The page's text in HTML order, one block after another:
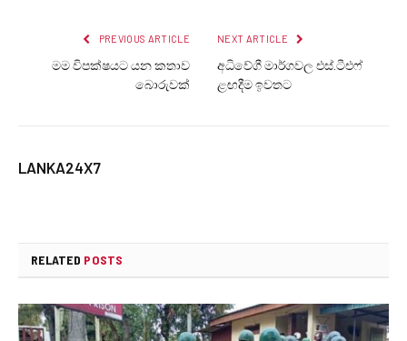
PREVIOUS ARTICLE
මම විපක්ෂයට යන කතාව
බොරුවක්
NEXT ARTICLE
අධිවේගී මාර්ගවල එස්.ටීඑෆ්
ළඟදීම ඉවතට
LANKA24X7
RELATED POSTS